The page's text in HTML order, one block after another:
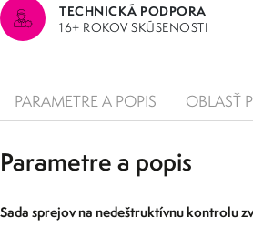
TECHNICKÁ PODPORA
16+ ROKOV SKÚSENOSTI
PARAMETRE A POPIS OBLASŤ
Parametre a popis
Sada sprejov na nedeštruktívnu kontrolu